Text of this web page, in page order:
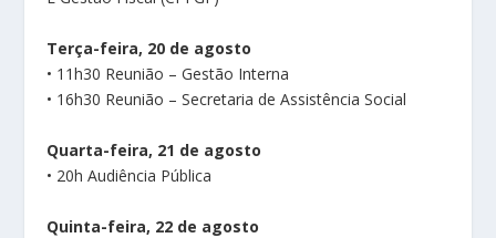
Terça-feira, 20 de agosto
• 11h30 Reunião – Gestão Interna
• 16h30 Reunião – Secretaria de Assistência Social
Quarta-feira, 21 de agosto
• 20h Audiência Pública
Quinta-feira, 22 de agosto